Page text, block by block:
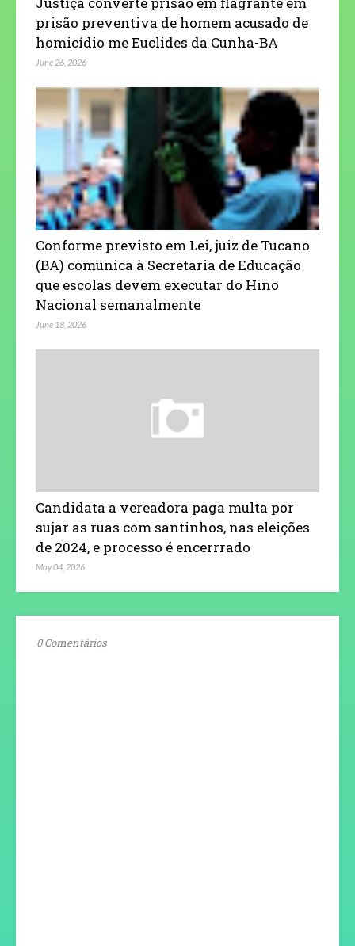
prisão preventiva de homem acusado de
homicídio me Euclides da Cunha-BA
June 26, 2026
Conforme previsto em Lei, juiz de Tucano
(BA) comunica à Secretaria de Educação
que escolas devem executar do Hino
Nacional semanalmente
June 18, 2026
Candidata a vereadora paga multa por
sujar as ruas com santinhos, nas eleições
de 2024, e processo é encerrrado
May 04, 2026
0 Comentários